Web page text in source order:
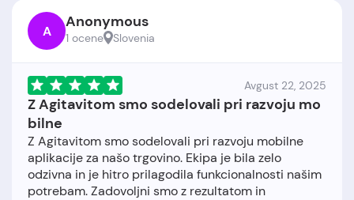
A Anonymous
1 ocene Slovenia
Avgust 22, 2025
Z Agitavitom smo sodelovali pri razvoju mo
bilne
Z Agitavitom smo sodelovali pri razvoju mobilne
aplikacije za našo trgovino. Ekipa je bila zelo
odzivna in je hitro prilagodila funkcionalnosti našim
potrebam. Zadovoljni smo z rezultatom in